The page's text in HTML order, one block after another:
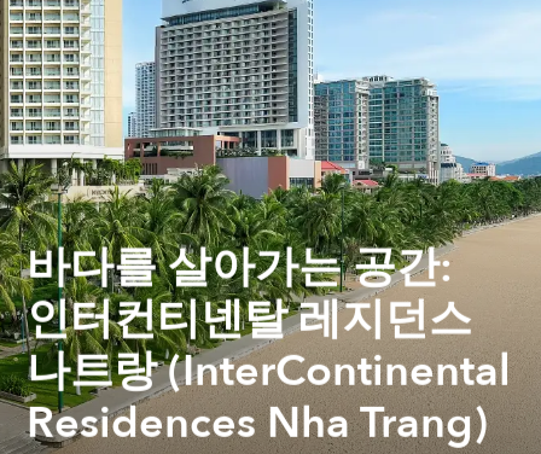
바다를 살아가는 공간:
인터컨티넨탈 레지던스
나트랑 (InterContinental
Residences Nha Trang)